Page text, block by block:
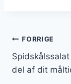
FORRIGE
del af dit